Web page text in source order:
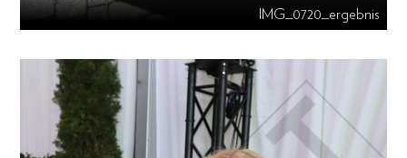
IMG_0720_ergebnis